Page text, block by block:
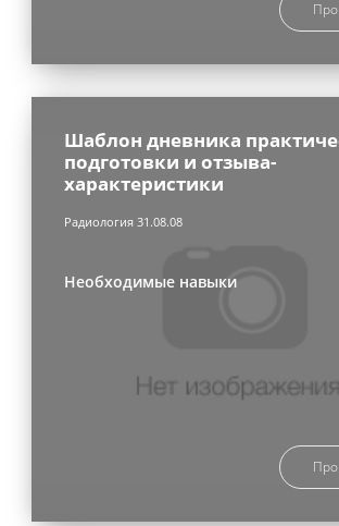
Шаблон дневника
подготовки и отзыва-
характеристики
Радиология 31.08.08
Необходимые навыки